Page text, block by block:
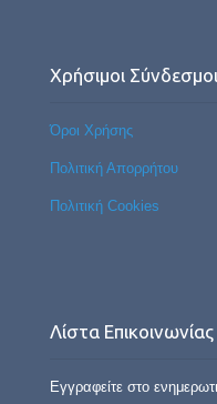
Χρήσιμοι Σύνδεσμοι
Όροι Χρήσης
Πολιτική Απορρήτου
Πολιτική Cookies
Λίστα Επικοινωνίας
Εγγραφείτε στο